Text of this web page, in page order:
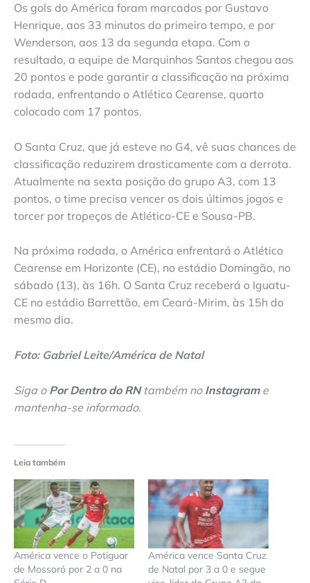
Os gols do América foram marcados por Gustavo
Henrique, aos 33 minutos do primeiro tempo, e por
Wenderson, aos 13 da segunda etapa. Com o
resultado, a equipe de Marquinhos Santos chegou aos
20 pontos e pode garantir a classificação na próxima
rodada, enfrentando o Atlético Cearense, quarto
colocado com 17 pontos.
O Santa Cruz, que já esteve no G4, vê suas chances de
classificação reduzirem drasticamente com a derrota.
Atualmente na sexta posição do grupo A3, com 13
pontos, o time precisa vencer os dois últimos jogos e
torcer por tropeços de Atlético-CE e Sousa-PB.
Na próxima rodada, o América enfrentará o Atlético
Cearense em Horizonte (CE), no estádio Domingão, no
sábado (13), às 16h. O Santa Cruz receberá o Iguatu-
CE no estádio Barrettão, em Ceará-Mirim, às 15h do
mesmo dia.
Foto: Gabriel Leite/América de Natal
Siga o Por Dentro do RNtambém no Instagrame
mantenha-se informado.
Leia também
América vence o Potiguar
de Mossoró por 2 a 0 na
América vence Santa Cruz
de Natal por 3 a 0 e segue